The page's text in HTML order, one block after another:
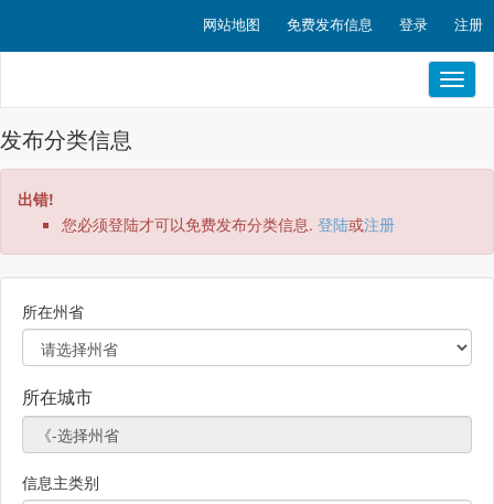
网站地图 免费发布信息 登录 注册
发布分类信息
出错!
您必须登陆才可以免费发布分类信息. 登陆或注册
所在州省
所在城市
信息主类别